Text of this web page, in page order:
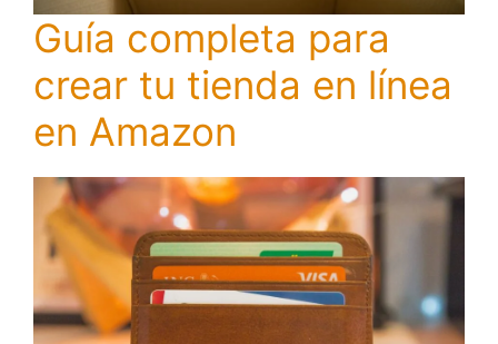
Guía completa para
crear tu tienda en línea
en Amazon